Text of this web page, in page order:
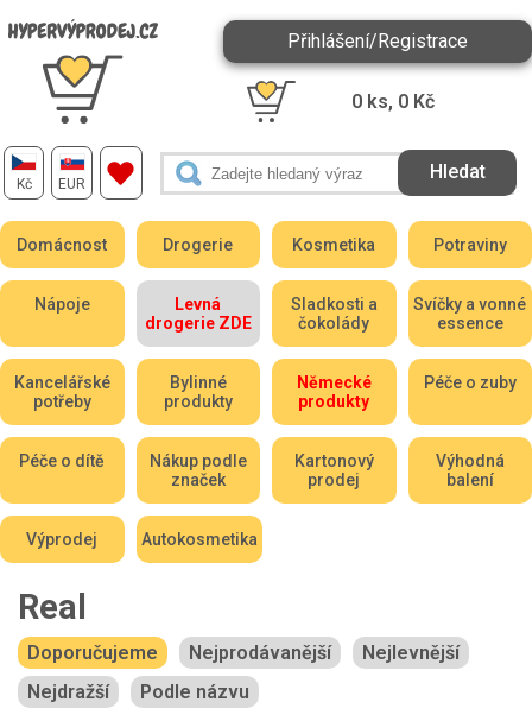
Kč EUR
Přihlášení/Registrace
0 ks, 0 Kč
Domácnost Drogerie Kosmetika Potraviny
Nápoje
Levná
drogerie ZDE
Sladkosti a
čokolády
Svíčky a vonné
essence
Kancelářské
potřeby
Bylinné
produkty
Německé
produkty
Péče o zuby
Péče o dítě
Nákup podle
značek
Kartonový
prodej
Výhodná
balení
Výprodej Autokosmetika
Real
Doporučujeme Nejprodávanější
Nejlevnější
Nejdražší
Podle názvu